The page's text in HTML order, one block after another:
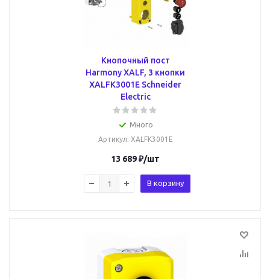
Кнопочный пост
Harmony XALF, 3 кнопки
XALFK3001E Schneider
Electric
Много
Артикул: XALFK3001E
13 689₽/шт
В корзину